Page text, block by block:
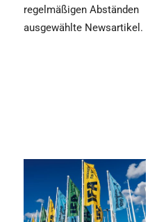
regelmäßigen Abständen
ausgewählte Newsartikel.